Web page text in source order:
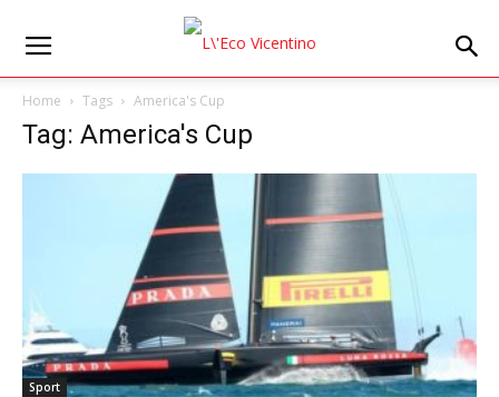
Home Tags America's Cup
Tag: America's Cup
Sport